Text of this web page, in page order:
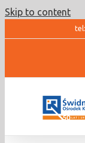
Skip to content